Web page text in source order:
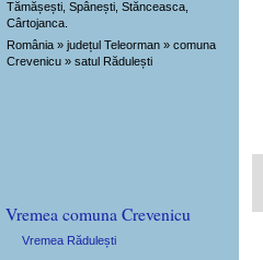
Tămășești, Spânești, Stănceasca,
Cârtojanca.
România » județul Teleorman » comuna
Crevenicu » satul Rădulești
Vremea comuna Crevenicu
Vremea Rădulești